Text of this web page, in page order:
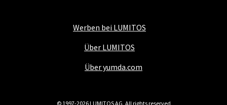
Werben bei LUMITOS
Über LUMITOS
Über yumda.com
© 1997-2026 LUMITOS AG, All rights reserved